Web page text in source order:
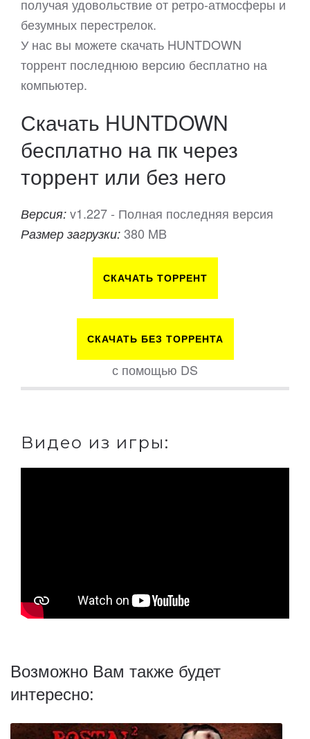
получая удовольствие от ретро-атмосферы и
безумных перестрелок.
У нас вы можете скачать HUNTDOWN
торрент последнюю версию бесплатно на
компьютер.
Скачать HUNTDOWN
бесплатно на пк через
торрент или без него
Версия: v1.227 - Полная последняя версия
Размер загрузки: 380 MB
СКАЧАТЬ ТОРРЕНТ
СКАЧАТЬ БЕЗ ТОРРЕНТА
с помощью DS
Видео из игры:
Возможно Вам также будет
интересно: